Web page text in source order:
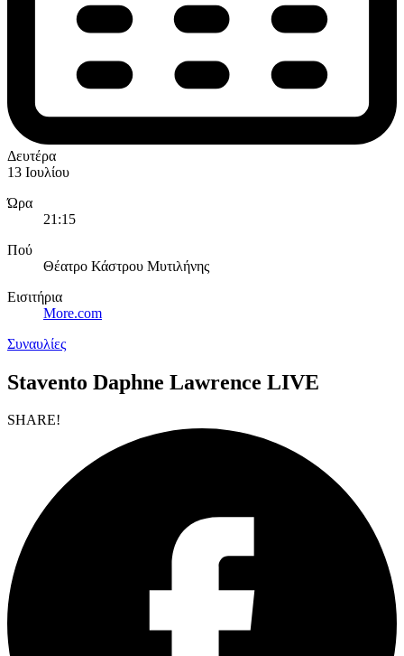
Δευτέρα
13 Ιουλίου
Ώρα
21:15
Πού
Θέατρο Κάστρου Μυτιλήνης
Εισιτήρια
More.com
Συναυλίες
Stavento Daphne Lawrence LIVE
SHARE!